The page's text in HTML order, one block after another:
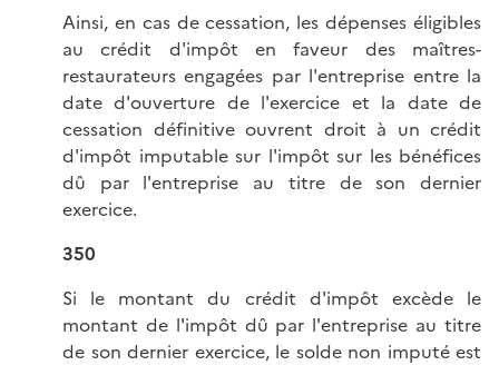
Ainsi, en cas de cessation, les dépenses éligibles
au crédit d'impôt en faveur des maîtres-
restaurateurs engagées par l'entreprise entre la
date d'ouverture de l'exercice et la date de
cessation définitive ouvrent droit à un crédit
d'impôt imputable sur l'impôt sur les bénéfices
dû par l'entreprise au titre de son dernier
exercice.
350
Si le montant du crédit d'impôt excède le
montant de l'impôt dû par l'entreprise au titre
de son dernier exercice, le solde non imputé est